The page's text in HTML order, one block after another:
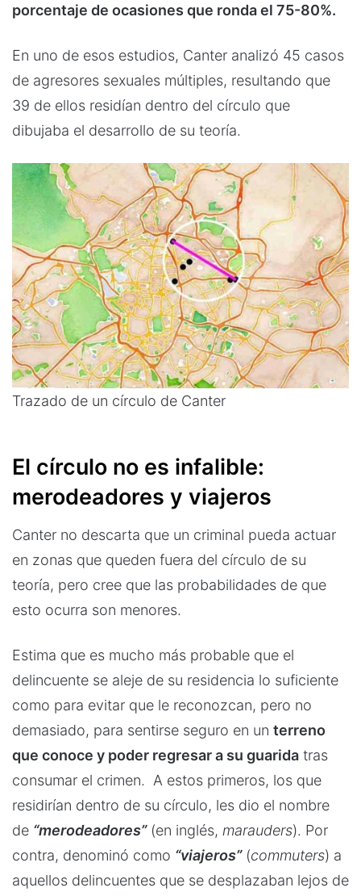
porcentaje de ocasiones que ronda el 75-80%.
En uno de esos estudios, Canter analizó 45 casos
de agresores sexuales múltiples, resultando que
39 de ellos residían dentro del círculo que
dibujaba el desarrollo de su teoría.
Trazado de un círculo de Canter
El círculo no es infalible:
merodeadores y viajeros
Canter no descarta que un criminal pueda actuar
en zonas que queden fuera del círculo de su
teoría, pero cree que las probabilidades de que
esto ocurra son menores.
Estima que es mucho más probable que el
delincuente se aleje de su residencia lo suficiente
como para evitar que le reconozcan, pero no
demasiado, para sentirse seguro en un terreno
que conoce y poder regresar a su guarida tras
consumar el crimen. A estos primeros, los que
residirían dentro de su círculo, les dio el nombre
de “merodeadores”(en inglés, marauders). Por
contra, denominó como “viajeros”(commuters) a
aquellos delincuentes que se desplazaban lejos de